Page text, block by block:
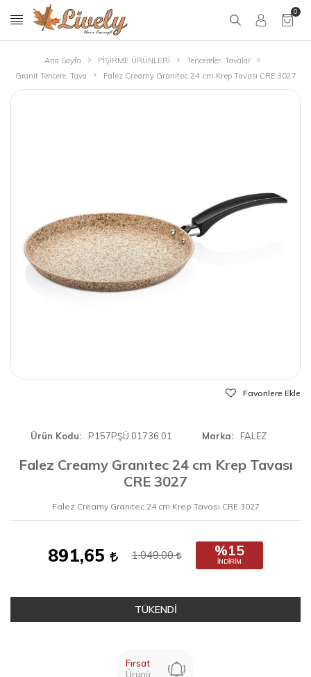
0
Ana Sayfa PİŞİRME ÜRÜNLERİ
Tencereler, Tavalar
Granit Tencere, Tava
Falez Creamy Granıtec 24 cm Krep Tavası CRE 3027
Favorilere Ekle
Ürün Kodu P157PŞÜ.01736.01 Marka FALEZ
Falez Creamy Granıtec 24 cm Krep Tavası
CRE 3027
Falez Creamy Granıtec 24 cm Krep Tavası CRE 3027
891,65 1.049,00 %15
İNDIRIM
TÜKENDİ
Fırsat
Ürünü